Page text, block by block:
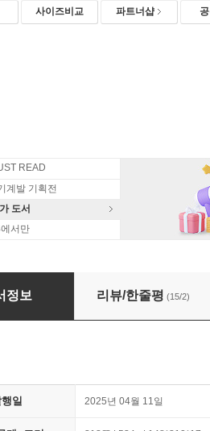
사이즈비교 파트너샵
READ
계발 기획전
도서
서만
가에 대기업 다니는 김 부장 이야기
정보 리뷰/한줄평 (15/2)
행일 2025년 04월 11일